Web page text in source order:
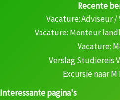
Recente
Vacature: Adviseur
Vacature: Monteur
Vacature:
Verslag Studiereis
Excursie naar
Interessante pagina's